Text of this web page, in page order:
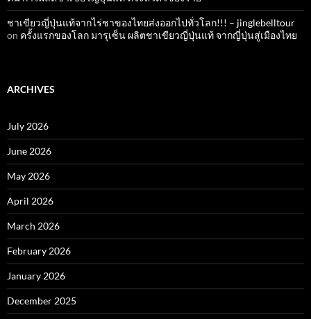
ชาเขียวญี่ปุ่นแท้จากไร่ชาของไทยส่งออกไปทั่วโลก!!! – jinglebelltour
on ครั้งแรกของโลก มารุเซ็น ผลิตชาเขียวญี่ปุ่นแท้ จากญี่ปุ่นสู่เมืองไทย
ARCHIVES
July 2026
June 2026
May 2026
April 2026
March 2026
February 2026
January 2026
December 2025